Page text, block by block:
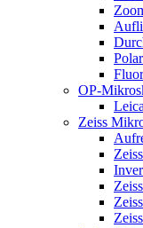
OP-
Zeiss